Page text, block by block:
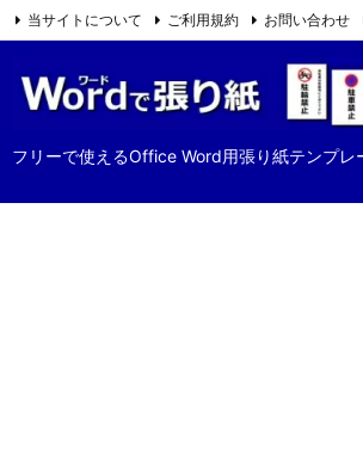
フリーで使えるOffice Word用張り紙テンプレ
当サイトについて ご利用規約 お問い合わせ